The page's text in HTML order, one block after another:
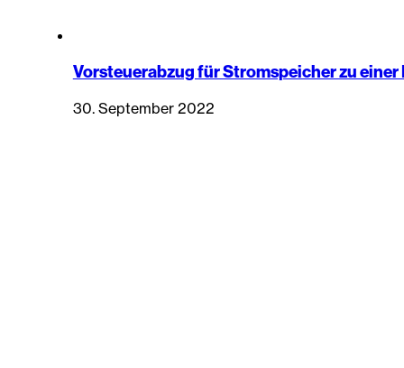
Vorsteuerabzug für Stromspeicher zu
30. September 2022